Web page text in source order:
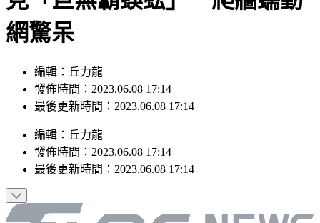
見「巨無霸蜈蚣」 爬牆蠕動
網驚呆
編輯：丘力龍
發佈時間：2023.06.08 17:14
編輯：丘力龍
發佈時間：2023.06.08 17:14